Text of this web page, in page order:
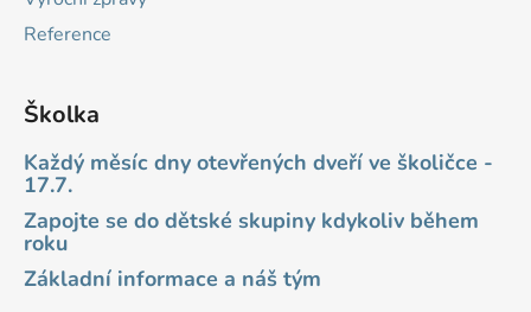
Reference
Školka
Každý měsíc dny otevřených dveří ve školičce -
17.7.
Zapojte se do dětské skupiny kdykoliv během
roku
Základní informace a náš tým